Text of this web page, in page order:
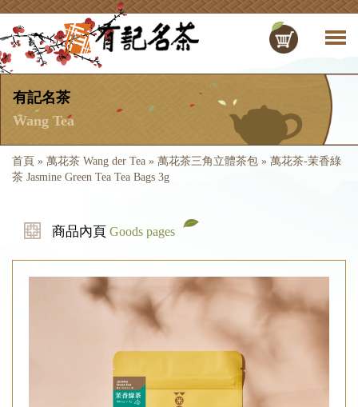
有記名茶
Wang Tea
首頁 » 萬花茶 Wang der Tea » 萬花茶三角立體茶包 » 萬花茶-茉香綠
茶 Jasmine Green Tea Tea Bags 3g
商品內頁 Goods pages